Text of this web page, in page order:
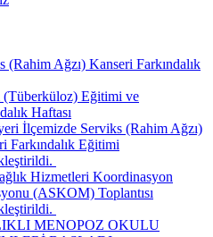
(Rahim Ağzı) Kanseri Farkındalık
(Tüberküloz) Eğitimi ve
Haftası
İlçemizde Serviks (Rahim Ağzı)
Farkındalık Eğitimi
Hizmetleri Koordinasyon
(ASKOM) Toplantısı
MENOPOZ OKULU